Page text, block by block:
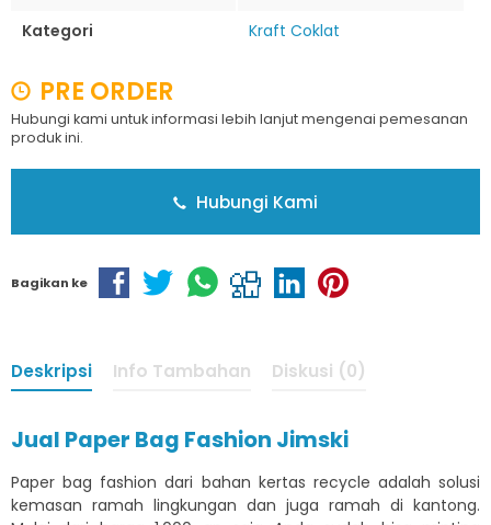
Kategori
Kraft Coklat
PRE ORDER
Hubungi kami untuk informasi lebih lanjut mengenai pemesanan
produk ini.
Hubungi Kami
Bagikan ke
Deskripsi Info Tambahan Diskusi (0)
Jual Paper Bag Fashion Jimski
Paper bag fashion dari bahan kertas recycle adalah solusi
kemasan ramah lingkungan dan juga ramah di kantong.